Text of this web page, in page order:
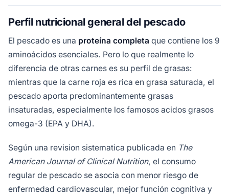
Perfil nutricional general del pescado
El pescado es una proteína completa que contiene los 9
aminoácidos esenciales. Pero lo que realmente lo
diferencia de otras carnes es su perfil de grasas:
mientras que la carne roja es rica en grasa saturada, el
pescado aporta predominantemente grasas
insaturadas, especialmente los famosos acidos grasos
omega-3 (EPA y DHA).
Según una revision sistematica publicada en The
American Journal of Clinical Nutrition, el consumo
regular de pescado se asocia con menor riesgo de
enfermedad cardiovascular, mejor función cognitiva y